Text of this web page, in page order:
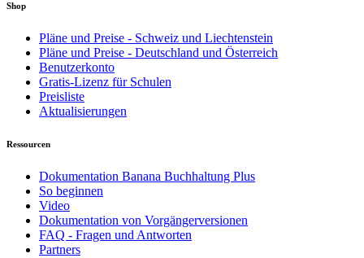
Shop
Pläne und Preise - Schweiz und Liechtenstein
Pläne und Preise - Deutschland und Österreich
Benutzerkonto
Gratis-Lizenz für Schulen
Preisliste
Aktualisierungen
Ressourcen
Dokumentation Banana Buchhaltung Plus
So beginnen
Video
Dokumentation von Vorgängerversionen
FAQ - Fragen und Antworten
Partners